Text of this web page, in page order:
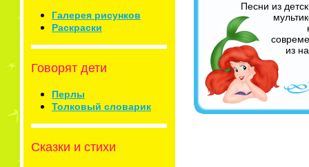
Галерея рисунков
Раскраски
Говорят дети
Перлы
Толковый словарик
Сказки и стихи
Песни из
из